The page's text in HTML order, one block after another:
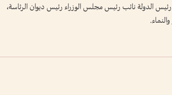
الدولة نائب رئيس مجلس الوزراء رئيس ديوان الرئاسة،